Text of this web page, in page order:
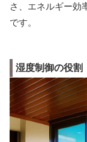
さ、エネルギー効
です。
湿度制御の役割